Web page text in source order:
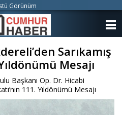
Sarıkamış
Mesajı
Başkanı Op. Dr. Hicabi
111. Yıldönümü Mesajı
Görünüm
KATEGORİLER